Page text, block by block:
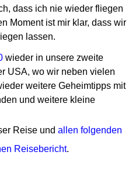
dass ich nie wieder fliegen
Moment ist mir klar, dass wir
lassen.
wieder in unsere zweite
USA, wo wir neben vielen
weitere Geheimtipps mit
und weitere kleine
Reise und allen folgenden
Reisebericht.